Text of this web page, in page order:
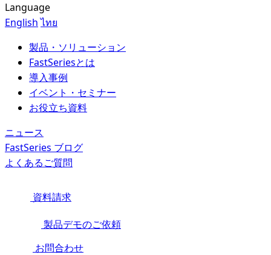
Language
English ไทย
製品・ソリューション
FastSeriesとは
導入事例
イベント・セミナー
お役立ち資料
ニュース
FastSeries ブログ
よくあるご質問
資料請求
製品デモのご依頼
お問合わせ